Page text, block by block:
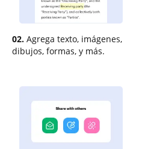
02. Agrega texto, imágenes,
dibujos, formas, y más.